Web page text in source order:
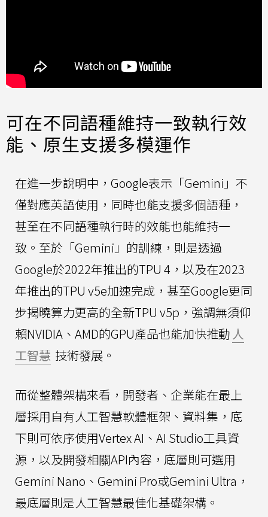
可在不同語種維持一致執行效
能、原生支援多模運作
在進一步說明中，Google表示「Gemini」不
僅對應英語使用，同時也能支援多個語種，
甚至在不同語種執行時的效能也能維持一
致。至於「Gemini」的訓練，則是透過
Google於2022年推出的TPU 4，以及在2023
年推出的TPU v5e加速完成，甚至Google更同
步揭曉算力更高的全新TPU v5p，強調無須仰
賴NVIDIA、AMD的GPU產品也能加快推動 人
工智慧 技術發展。
而從整體架構來看，開發者、企業能在最上
層採用自有人工智慧軟體框架、資料集，底
下則可依序使用Vertex AI、AI Studio工具資
源，以及開發相關API內容，底層則可選用
Gemini Nano、Gemini Pro或Gemini Ultra，
最底層則是人工智慧最佳化基礎架構。